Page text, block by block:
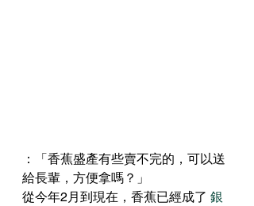
：「香蕉盛產有些賣不完的，可以送
給長輩，方便拿嗎？」
從今年2月到現在，香蕉已經成了 銀